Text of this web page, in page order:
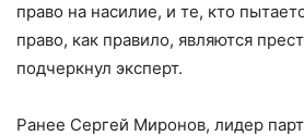
право на насилие, и те, кто
право, как правило, являются
подчеркнул эксперт.
Ранее Сергей Миронов, лидер